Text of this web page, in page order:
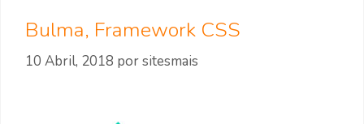
Bulma, Framework CSS
10 Abril, 2018 porsitesmais